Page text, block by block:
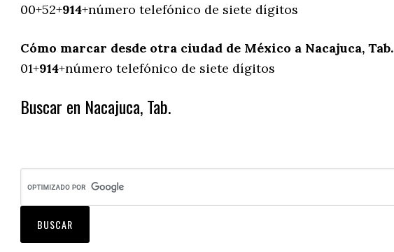
00+52+914+número telefónico de siete dígitos
Cómo marcar desde otra ciudad de México a Nacajuca, Tab.
01+914+número telefónico de siete dígitos
Buscar en Nacajuca, Tab.